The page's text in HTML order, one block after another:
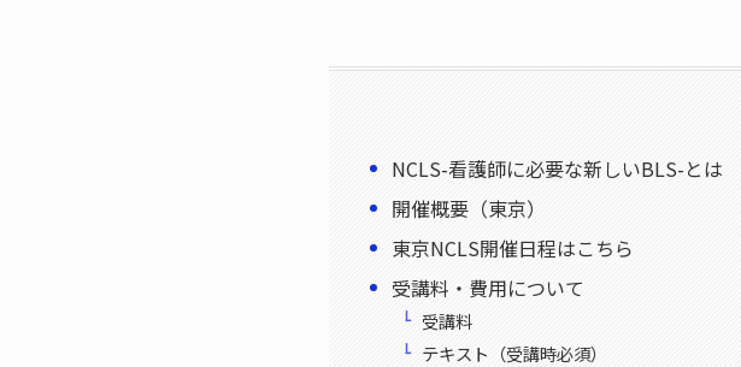
NCLS-看護師に必要な新しいBLS-とは
開催概要（東京）
東京NCLS開催日程はこちら
受講料・費用について
受講料
テキスト（受講時必須）